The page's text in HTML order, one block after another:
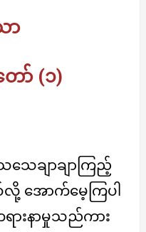
ာ
ော် (၁)
ေချာချာကြည့်
လို့ အောက်မေ့ကြပါ
ရားနာမှုသည်ကား